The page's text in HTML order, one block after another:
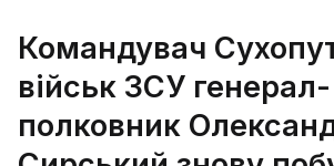
Командувач
військ ЗСУ генерал-
полковник